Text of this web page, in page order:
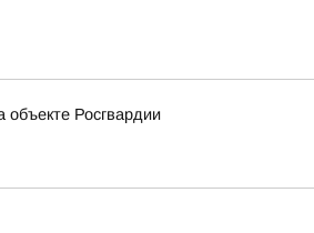
объекте Росгвардии